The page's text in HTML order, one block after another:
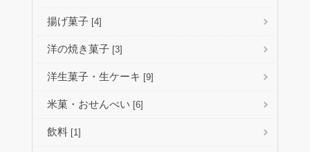
揚げ菓子 [4]
洋の焼き菓子 [3]
洋生菓子・生ケーキ [9]
米菓・おせんべい [6]
飲料 [1]